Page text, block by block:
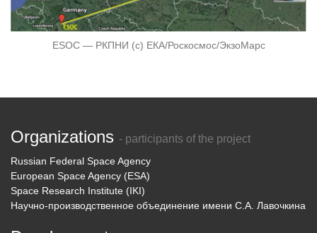
ESOC — РКПНИ (с) ЕКА/Роскосмос/ЭкзоМарс
Organizations - participants of the project
Russian Federal Space Agency
European Space Agency (ESA)
Space Research Institute (IKI)
Научно-производственное объединение имени С.А. Лавочкина